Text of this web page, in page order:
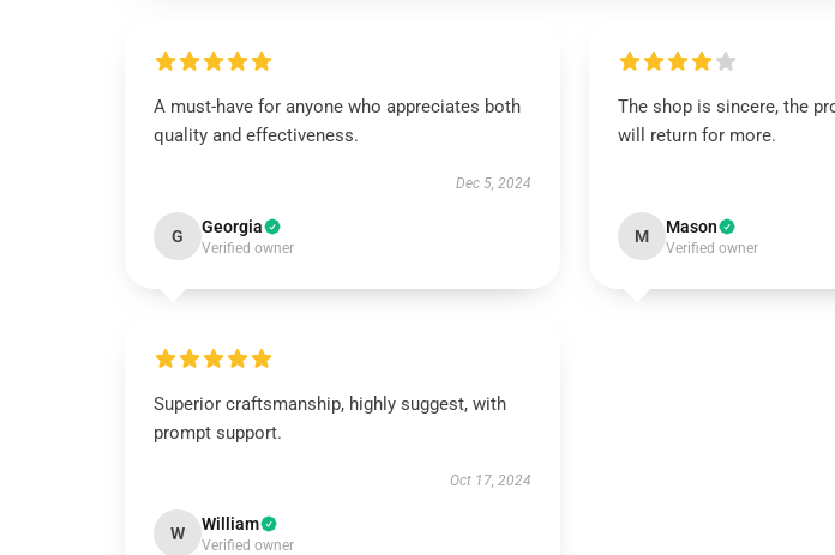
A must-have for anyone who appreciates both
quality and effectiveness.
Dec 5, 2024
G Georgia
Verified owner
The shop is sincere, the
will return for more.
M Mason
Verified owner
Superior craftsmanship, highly suggest, with
prompt support.
Oct 17, 2024
W William
Verified owner